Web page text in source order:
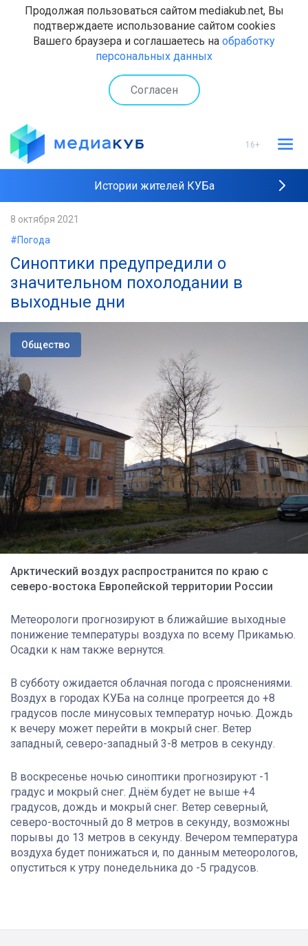
Продолжая пользоваться сайтом mediakub.net, Вы
подтверждаете использование сайтом cookies
Вашего браузера и соглашаетесь на обработку
персональных данных
Согласен
16+
Истории жителей КУБа
8 октября 2021
#Погода
Синоптики предупредили о
значительном похолодании в
выходные дни
Общество
Арктический воздух распространится по краю с
северо-востока Европейской территории России
Метеорологи прогнозируют в ближайшие выходные
понижение температуры воздуха по всему Прикамью.
Осадки к нам также вернутся.
В субботу ожидается облачная погода с прояснениями.
Воздух в городах КУБа на солнце прогреется до +8
градусов после минусовых температур ночью. Дождь
к вечеру может перейти в мокрый снег. Ветер
западный, северо-западный 3-8 метров в секунду.
В воскресенье ночью синоптики прогнозируют -1
градус и мокрый снег. Днём будет не выше +4
градусов, дождь и мокрый снег. Ветер северный,
северо-восточный до 8 метров в секунду, возможны
порывы до 13 метров в секунду. Вечером температура
воздуха будет понижаться и, по данным метеорологов,
опуститься к утру понедельника до -5 градусов.